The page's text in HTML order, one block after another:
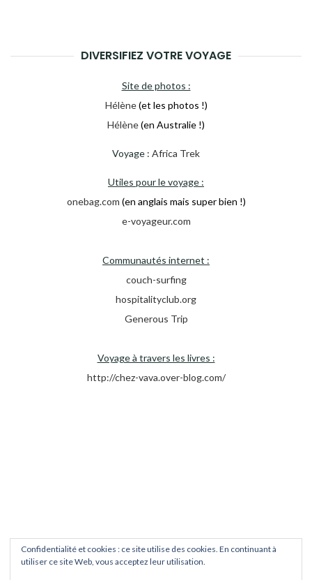
DIVERSIFIEZ VOTRE VOYAGE
Site de photos :
Hélène (et les photos !)
Hélène(en Australie !)
Voyage : Africa Trek
Utiles pour le voyage :
onebag.com (en anglais mais super bien !)
e-voyageur.com
Communautés internet :
couch-surfing
hospitalityclub.org
Generous Trip
Voyage à travers les livres :
http://chez-vava.over-blog.com/
Confidentialité et cookies : ce site utilise des cookies. En continuant à
utiliser ce site Web, vous acceptez leur utilisation.